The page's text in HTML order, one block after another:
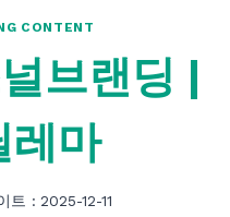
CONTENT
브랜딩 |
레마
트 : 2025-12-11